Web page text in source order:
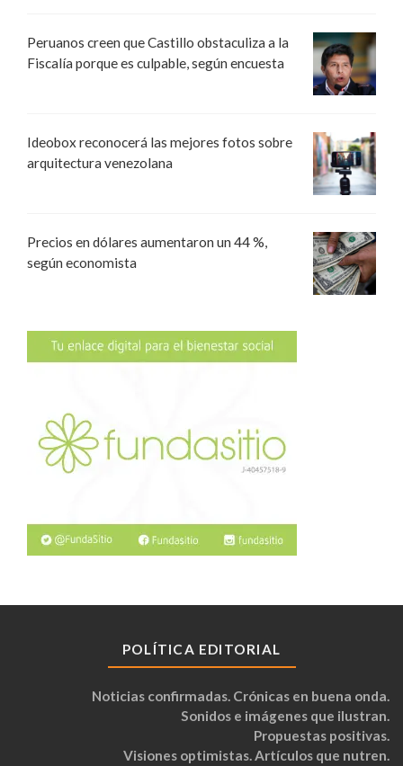
Peruanos creen que Castillo obstaculiza a la
Fiscalía porque es culpable, según encuesta
Ideobox reconocerá las mejores fotos sobre
arquitectura venezolana
Precios en dólares aumentaron un 44 %,
según economista
POLÍTICA EDITORIAL
Noticias confirmadas. Crónicas en buena onda.
Sonidos e imágenes que ilustran.
Propuestas positivas.
Visiones optimistas. Artículos que nutren.